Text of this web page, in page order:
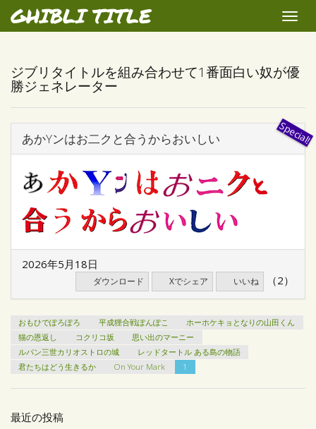
GHIBLI TITLE
Toggle
ジブリタイトルを組み合わせて1番面白い奴が優
勝ジェネレーター
あかYンはお二クと合うからおいしい
2026年5月18日
ダウンロード Xでシェア いいね （2）
おもひでぽろぽろ 平成狸合戦ぽんぽこ
ホーホケキョとなりの山田くん
猫の恩返し
コクリコ坂
思い出のマーニー
ルパン三世カリオストロの城
レッドタートル ある島の物語
君たちはどう生きるか
On Your Mark 1
最近の投稿